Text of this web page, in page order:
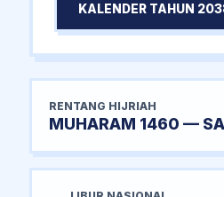
KALENDER TAHUN
RENTANG HIJRIAH
MUHARAM 1460 —